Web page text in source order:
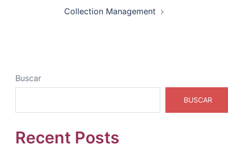
Collection Management
Buscar
BUSCAR
Recent Posts